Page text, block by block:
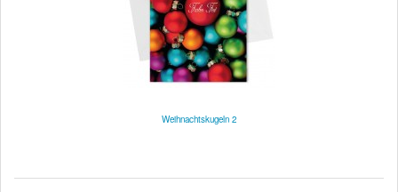
Weihnachtskugeln 2